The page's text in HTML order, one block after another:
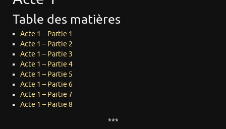
Table des matières
Acte 1 – Partie 1
Acte 1 – Partie 2
Acte 1 – Partie 3
Acte 1 – Partie 4
Acte 1 – Partie 5
Acte 1 – Partie 6
Acte 1 – Partie 7
Acte 1 – Partie 8
***